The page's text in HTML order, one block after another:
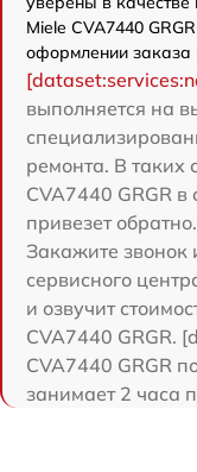
Miele CVA7440
оформлении заказа
выполняется на
ремонта. В таких
CVA7440 GRGR
привезет обратно.
Закажите звонок
сервисного
и озвучит
CVA7440 GRGR.
CVA7440 GRGR
занимает 2 часа